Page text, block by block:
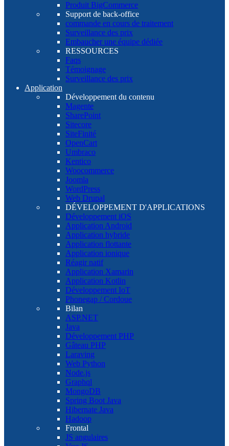
Produit BigCommerce
Support de back-office
commande en cours de traitement
Surveillance des prix
Embaucher une équipe dédiée
RESSOURCES
Faqs
Témoignage
Surveillance des prix
Application
Développement du contenu
Magente
SharePoint
Sitecore
SiteFinité
OpenCart
Umbraco
Kentico
Woocommerce
Joomla
WordPress
Web Drupal
DÉVELOPPEMENT D'APPLICATIONS
Développement iOS
Application Android
Application hybride
Application flottante
Application ionique
Réagir natif
Application Xamarin
Application Kotlin
Développement IoT
Phonegap / Cordoue
Bilan
ASP.NET
Java
Développement PHP
Gâteau PHP
Laraving
Web Python
Node.js
Graphql
MongoDB
Spring Boot Java
Hibernate Java
Hadoop
Frontal
JS angulaires